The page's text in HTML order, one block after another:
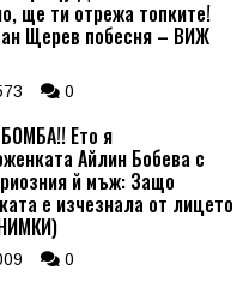
ще ти отрежа топките!
Щерев побесня – ВИЖ
0
Ето я
Айлин Бобева с
й мъж: Защо
е изчезнала от лицето
0